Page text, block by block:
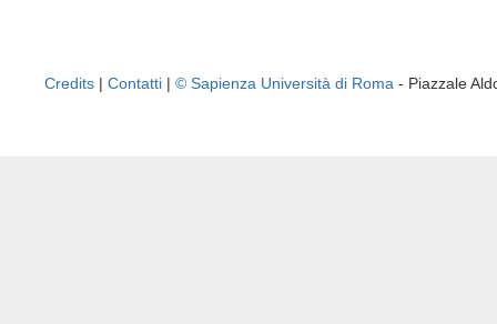
Credits | Contatti | © Sapienza Università di Roma - Piazzale